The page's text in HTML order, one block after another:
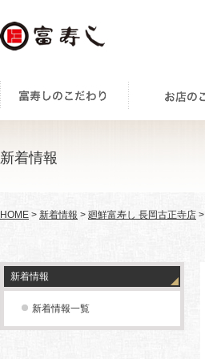
新着情報
HOME > 新着情報 > 廻鮮富寿し 長岡古正寺店
新着情報
新着情報一覧